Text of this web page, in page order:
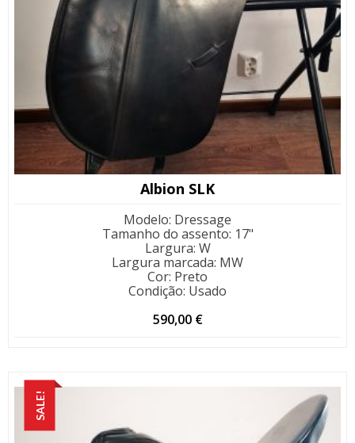
Albion SLK
Modelo: Dressage
Tamanho do assento: 17"
Largura: W
Largura marcada: MW
Cor: Preto
Condição: Usado
590,00 €
SALE!